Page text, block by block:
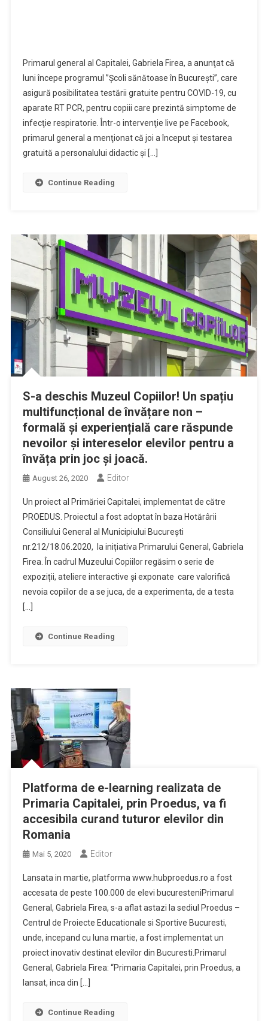
Primarul general al Capitalei, Gabriela Firea, a anunţat că
luni începe programul ”Şcoli sănătoase în Bucureşti”, care
asigură posibilitatea testării gratuite pentru COVID-19, cu
aparate RT PCR, pentru copiii care prezintă simptome de
infecţie respiratorie. Într-o intervenţie live pe Facebook,
primarul general a menţionat că joi a început şi testarea
gratuită a personalului didactic şi […]
Continue Reading
S-a deschis Muzeul Copiilor! Un spațiu
multifuncțional de învățare non –
formală și experiențială care răspunde
nevoilor și intereselor elevilor pentru a
învăța prin joc și joacă.
August 26, 2020 Editor
Un proiect al Primăriei Capitalei, implementat de către
PROEDUS. Proiectul a fost adoptat în baza Hotărârii
Consiliului General al Municipiului București
nr.212/18.06.2020, la inițiativa Primarului General, Gabriela
Firea. În cadrul Muzeului Copiilor regăsim o serie de
expoziții, ateliere interactive și exponate care valorifică
nevoia copiilor de a se juca, de a experimenta, de a testa
[…]
Continue Reading
Platforma de e-learning realizata de
Primaria Capitalei, prin Proedus, va fi
accesibila curand tuturor elevilor din
Romania
Mai 5, 2020 Editor
Lansata in martie, platforma www.hubproedus.ro a fost
accesata de peste 100.000 de elevi bucuresteniPrimarul
General, Gabriela Firea, s-a aflat astazi la sediul Proedus –
Centrul de Proiecte Educationale si Sportive Bucuresti,
unde, incepand cu luna martie, a fost implementat un
proiect inovativ destinat elevilor din Bucuresti.Primarul
General, Gabriela Firea: “Primaria Capitalei, prin Proedus, a
lansat, inca din […]
Continue Reading